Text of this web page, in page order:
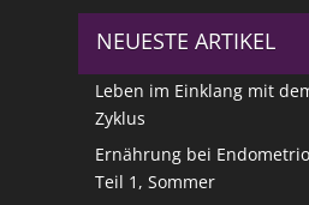
NEUESTE ARTIKEL
Leben im Einklang mit
Zyklus
Ernährung bei
Teil 1, Sommer